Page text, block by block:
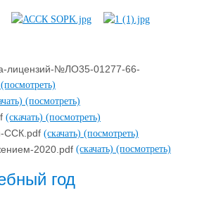
лицензий-№ЛО35-01277-66-
(посмотреть)
(посмотреть)
(скачать) (посмотреть)
ССК.pdf (скачать) (посмотреть)
2020.pdf (скачать) (посмотреть)
год